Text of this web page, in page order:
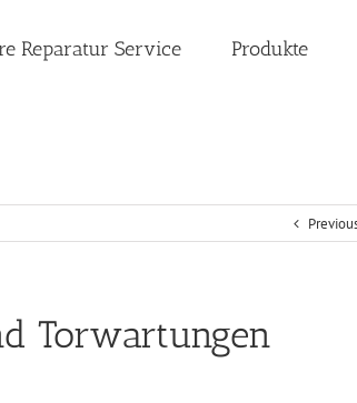
Reparatur Service Produkte
Torwartungen